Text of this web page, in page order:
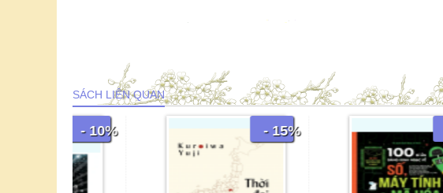
SÁCH LIÊN QUAN
- 15%